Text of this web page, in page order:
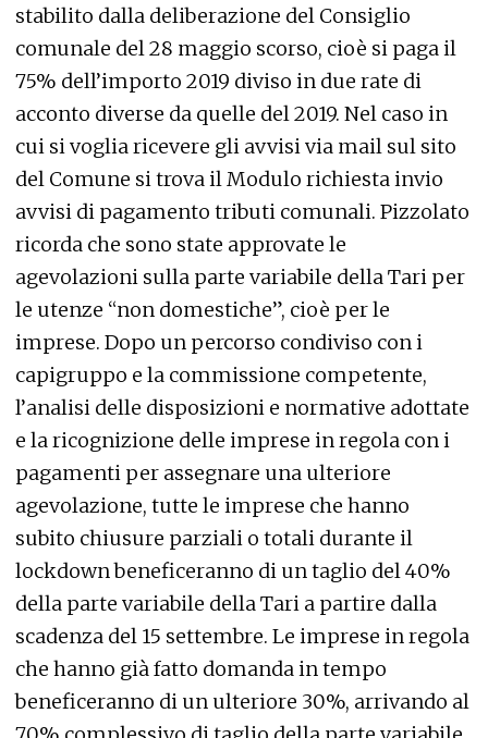
stabilito dalla deliberazione del Consiglio
comunale del 28 maggio scorso, cioè si paga il
75% dell’importo 2019 diviso in due rate di
acconto diverse da quelle del 2019. Nel caso in
cui si voglia ricevere gli avvisi via mail sul sito
del Comune si trova il Modulo richiesta invio
avvisi di pagamento tributi comunali. Pizzolato
ricorda che sono state approvate le
agevolazioni sulla parte variabile della Tari per
le utenze “non domestiche”, cioè per le
imprese. Dopo un percorso condiviso con i
capigruppo e la commissione competente,
l’analisi delle disposizioni e normative adottate
e la ricognizione delle imprese in regola con i
pagamenti per assegnare una ulteriore
agevolazione, tutte le imprese che hanno
subito chiusure parziali o totali durante il
lockdown beneficeranno di un taglio del 40%
della parte variabile della Tari a partire dalla
scadenza del 15 settembre. Le imprese in regola
che hanno già fatto domanda in tempo
beneficeranno di un ulteriore 30%, arrivando al